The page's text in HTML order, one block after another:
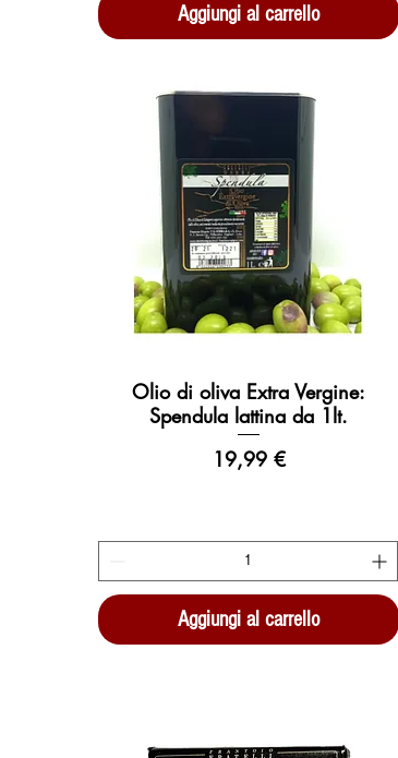
Aggiungi al carrello
Vista rapida
Olio di oliva Extra Vergine:
Spendula lattina da 1lt.
Prezzo
19,99 €
Aggiungi al carrello